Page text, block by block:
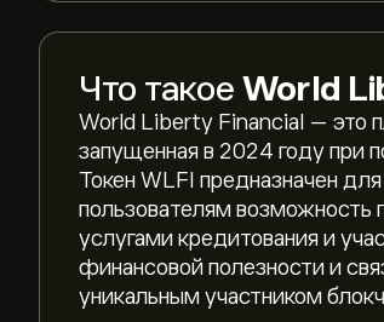
Что такое World
World Liberty Financial — это
запущенная в 2024 году при
Токен WLFI предназначен
пользователям возможность
услугами кредитования и
финансовой полезности и
уникальным участником